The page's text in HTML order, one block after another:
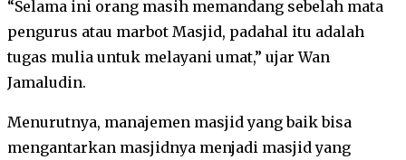
“Selama ini orang masih memandang sebelah mata
pengurus atau marbot Masjid, padahal itu adalah
tugas mulia untuk melayani umat,” ujar Wan
Jamaludin.
Menurutnya, manajemen masjid yang baik bisa
mengantarkan masjidnya menjadi masjid yang